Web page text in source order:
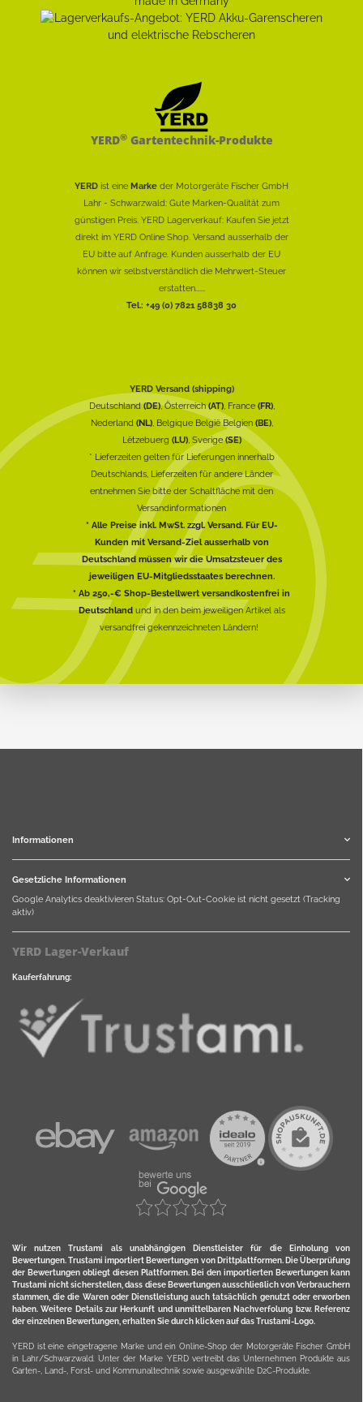
YERD®Gartentechnik-Produkte
YERD ist eine Marke der Motorgeräte Fischer GmbH
Lahr - Schwarzwald: Gute Marken-Qualität zum
günstigen Preis. YERD Lagerverkauf: Kaufen Sie jetzt
direkt im YERD Online Shop. Versand ausserhalb der
EU bitte auf Anfrage. Kunden ausserhalb der EU
können wir selbstverständlich die Mehrwert-Steuer
erstatten......
Tel.: +49 (0) 7821 58838 30
YERD Versand (shipping)
Deutschland(DE), Österreich(AT), France (FR),
Nederland (NL), Belgique België Belgien (BE),
Lëtzebuerg (LU), Sverige(SE)
* Lieferzeiten gelten für Lieferungen innerhalb
Deutschlands, Lieferzeiten für andere Länder
entnehmen Sie bitte der Schaltfläche mit den
Versandinformationen
* Alle Preise inkl. MwSt. zzgl. Versand. Für EU-
Kunden mit Versand-Ziel ausserhalb von
Deutschland müssen wir die Umsatzsteuer des
jeweiligen EU-Mitgliedsstaates berechnen.
* Ab 250,-€ Shop-Bestellwert versandkostenfrei in
Deutschlandund in den beim jeweiligen Artikel als
versandfrei gekennzeichneten Ländern!
Informationen
Gesetzliche Informationen
Google Analytics deaktivieren Status: Opt-Out-Cookie ist nicht gesetzt (Tracking
aktiv)
YERD Lager-Verkauf
Kauferfahrung:
Wir nutzen Trustami als unabhängigen Dienstleister für die Einholung von
Bewertungen. Trustami importiert Bewertungen von Drittplattformen. Die Überprüfung
der Bewertungen obliegt diesen Plattformen. Bei den importierten Bewertungen kann
Trustami nicht sicherstellen, dass diese Bewertungen ausschließlich von Verbrauchern
stammen, die die Waren oder Dienstleistung auch tatsächlich genutzt oder erworben
haben. Weitere Details zur Herkunft und unmittelbaren Nachverfolung bzw. Referenz
der einzelnen Bewertungen, erhalten Sie durch klicken auf das Trustami-Logo.
YERD ist eine eingetragene Marke und ein Online-Shop der Motorgeräte Fischer GmbH
in Lahr/Schwarzwald. Unter der Marke YERD vertreibt das Unternehmen Produkte aus
Garten-, Land-, Forst- und Kommunaltechnik sowie ausgewählte D2C-Produkte.